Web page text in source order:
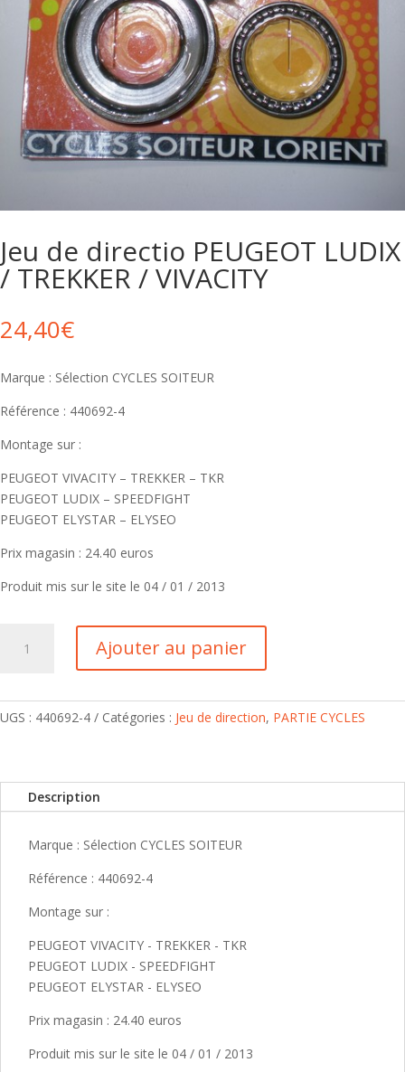
Jeu de directio PEUGEOT LUDIX
/ TREKKER / VIVACITY
24,40€
Marque : Sélection CYCLES SOITEUR
Référence : 440692-4
Montage sur :
PEUGEOT VIVACITY – TREKKER – TKR
PEUGEOT LUDIX – SPEEDFIGHT
PEUGEOT ELYSTAR – ELYSEO
Prix magasin : 24.40 euros
Produit mis sur le site le 04 / 01 / 2013
Ajouter au panier
UGS : 440692-4 Catégories : Jeu de direction, PARTIE CYCLES
Description
Marque : Sélection CYCLES SOITEUR
Référence : 440692-4
Montage sur :
PEUGEOT VIVACITY - TREKKER - TKR
PEUGEOT LUDIX - SPEEDFIGHT
PEUGEOT ELYSTAR - ELYSEO
Prix magasin : 24.40 euros
Produit mis sur le site le 04 / 01 / 2013